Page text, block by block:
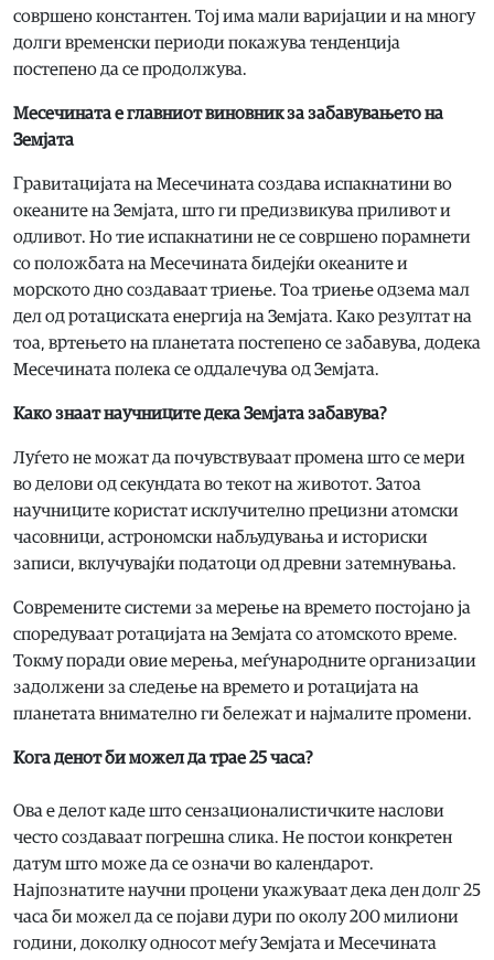
совршено константен. Тој има мали варијации и на многу
долги временски периоди покажува тенденција
постепено да се продолжува.
Месечината е главниот виновник за забавувањето на
Земјата
Гравитацијата на Месечината создава испакнатини во
океаните на Земјата, што ги предизвикува приливот и
одливот. Но тие испакнатини не се совршено порамнети
со положбата на Месечината бидејќи океаните и
морското дно создаваат триење. Тоа триење одзема мал
дел од ротациската енергија на Земјата. Како резултат на
тоа, вртењето на планетата постепено се забавува, додека
Месечината полека се оддалечува од Земјата.
Какознаатнаучниците дека Земјата забавува?
Луѓето не можат да почувствуваат промена што се мери
во делови од секундата во текот на животот. Затоа
научниците користат исклучително прецизни атомски
часовници, астрономски набљудувања и историски
записи, вклучувајќи податоци од древни затемнувања.
Современите системи за мерење на времето постојано ја
споредуваат ротацијата на Земјата со атомското време.
Токму поради овие мерења, меѓународните организации
задолжени за следење на времето и ротацијата на
планетата внимателно ги бележат и најмалите промени.
Кога денот би можел да трае 25 часа?
Ова е делот каде што сензационалистичките наслови
често создаваат погрешна слика. Не постои конкретен
датум што може да се означи во календарот.
Најпознатите научни процени укажуваат дека ден долг 25
часа би можел да се појави дури по околу 200 милиони
години, доколку односот меѓу Земјата и Месечината